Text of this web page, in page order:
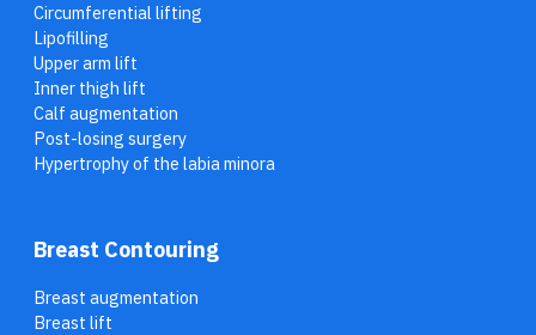
Circumferential lifting
Lipofilling
Upper arm lift
Inner thigh lift
Calf augmentation
Post-losing surgery
Hypertrophy of the labia minora
Breast Contouring
Breast augmentation
Breast lift